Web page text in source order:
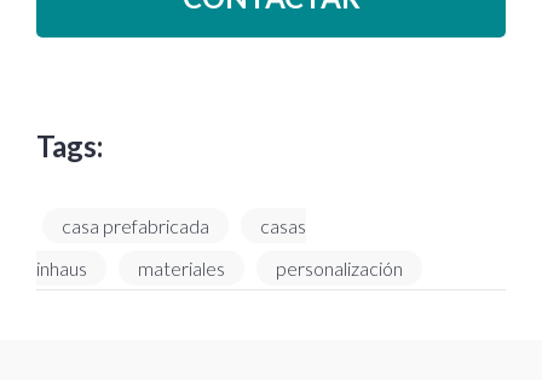
Tags:
casa prefabricada
casas
inhaus
materiales personalización